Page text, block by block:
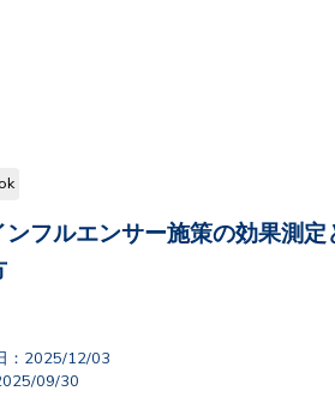
フルエンサー施策の効果測
2025/12/03
09/30